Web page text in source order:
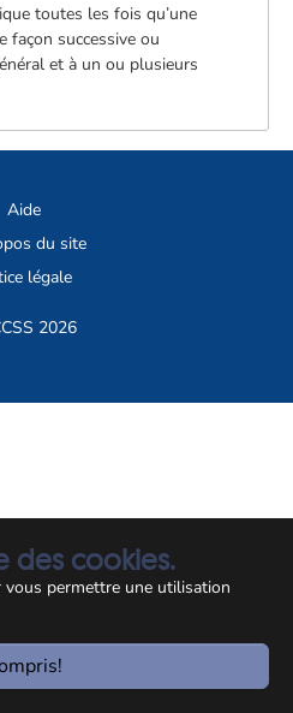
des cookies.
permettre une utilisation
toutes les fois qu’une
façon successive ou
et à un ou plusieurs
Aide
du site
légale
2026